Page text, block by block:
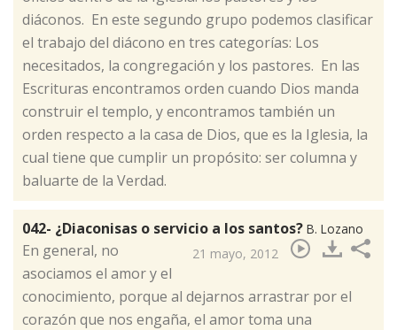
diáconos. En este segundo grupo podemos clasificar
el trabajo del diácono en tres categorías: Los
necesitados, la congregación y los pastores. En las
Escrituras encontramos orden cuando Dios manda
construir el templo, y encontramos también un
orden respecto a la casa de Dios, que es la Iglesia, la
cual tiene que cumplir un propósito: ser columna y
baluarte de la Verdad.
042- ¿Diaconisas o servicio a los santos? B. Lozano
21 mayo, 2012
​​En general, no
asociamos el amor y el
conocimiento, porque al dejarnos arrastrar por el
corazón que nos engaña, el amor toma una